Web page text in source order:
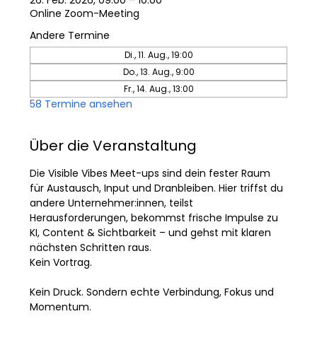
Online Zoom-Meeting
Andere Termine
Di., 11. Aug., 19:00
Do., 13. Aug., 9:00
Fr., 14. Aug., 13:00
58 Termine ansehen
Über die Veranstaltung
Die Visible Vibes Meet-ups sind dein fester Raum
für Austausch, Input und Dranbleiben. Hier triffst du
andere Unternehmer:innen, teilst
Herausforderungen, bekommst frische Impulse zu
KI, Content & Sichtbarkeit – und gehst mit klaren
nächsten Schritten raus.
Kein Vortrag.
Kein Druck. Sondern echte Verbindung, Fokus und
Momentum.